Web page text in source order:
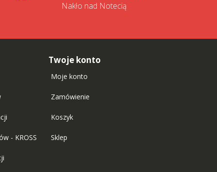
Nakło nad Notecią
- KROSS
Twoje konto
Moje konto
Zamówienie
Koszyk
Sklep